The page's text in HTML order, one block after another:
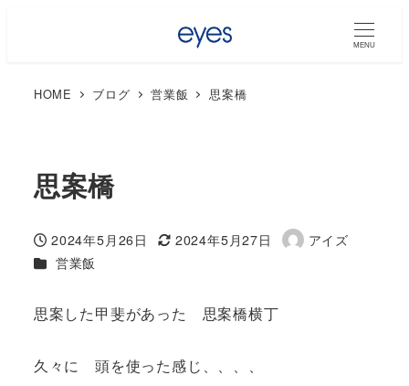
MENU
HOME ブログ 営業飯 思案橋
思案橋
投稿日
2024年5月26日
更新日
2024年5月27日
著
アイズ
カテゴリー
営業飯
思案した甲斐があった 思案橋横丁
久々に 頭を使った感じ、、、、